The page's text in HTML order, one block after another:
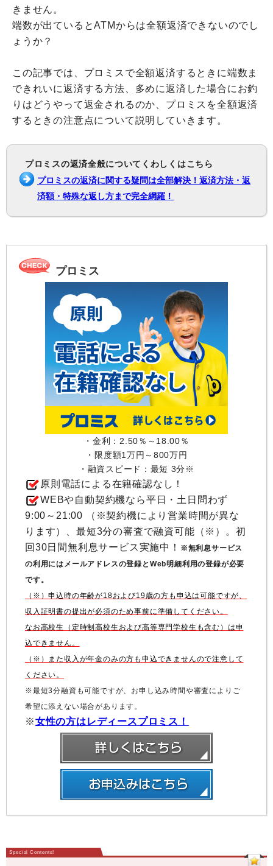
きません。
端数が出ているとATMからは全額返済できないのでし
ょうか？
この記事では、プロミスで全額返済するときに端数ま
できれいに返済する方法、多めに返済した場合にお釣
りはどうやって返金されるのか、プロミスを全額返済
するときの注意点について説明していきます。
プロミスの返済全般についてくわしくはこちら
プロミスの返済に関する疑問は全部解決！返済方法・返
済額・特殊な返し方まで完全網羅！
プロミス
・金利：2.50％～18.00％
・限度額1万円～800万円
・融資スピード：最短 3分※
原則電話による在籍確認なし！
WEBや自動契約機なら平日・土日問わず
9:00～21:00 （※契約機により営業時間が異な
ります）、最短3分の審査で融資可能（※）。初
回30日間無利息サービス実施中！
※無利息サービス
の利用にはメールアドレスの登録とWeb明細利用の登録が必要
です。
（※）申込時の年齢が18および19歳の方も申込は可能ですが、
収入証明書の提出が必須のため事前に準備してください。
なお高校生（定時制高校生および高等専門学校生も含む）は申
込できません。
（※）また収入が年金のみの方も申込できませんので注意して
ください。
※最短3分融資も可能ですが、お申し込み時間や審査によりご
希望に添えない場合があります。
※女性の方はレディースプロミス！